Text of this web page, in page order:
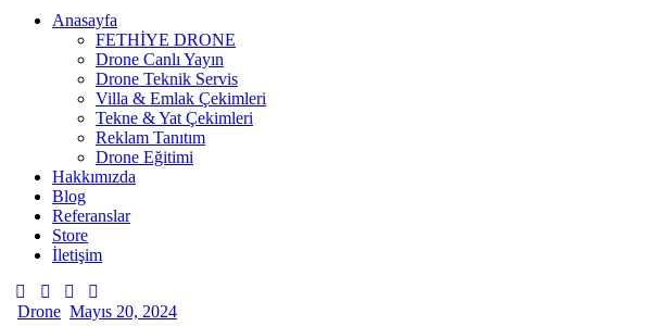
Anasayfa
FETHİYE DRONE
Drone Canlı Yayın
Drone Teknik Servis
Villa & Emlak Çekimleri
Tekne & Yat Çekimleri
Reklam Tanıtım
Drone Eğitimi
Hakkımızda
Blog
Referanslar
Store
İletişim
Drone Mayıs 20, 2024